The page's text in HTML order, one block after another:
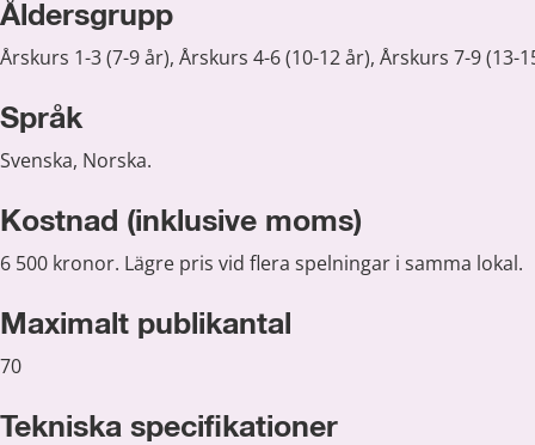
Åldersgrupp
Årskurs 1-3 (7-9 år), Årskurs 4-6 (10-12 år), Årskurs 7-9 (13-
Språk
Svenska, Norska.
Kostnad (inklusive moms)
6 500 kronor. Lägre pris vid flera spelningar i samma lokal.
Maximalt publikantal
70
Tekniska specifikationer